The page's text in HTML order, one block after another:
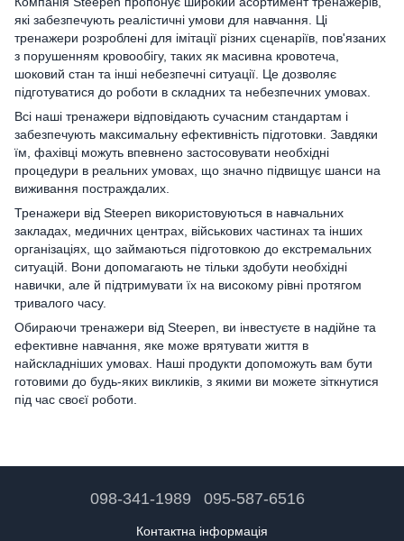
які забезпечують реалістичні умови для навчання. Ці
тренажери розроблені для імітації різних сценаріїв, пов'язаних
з порушенням кровообігу, таких як масивна кровотеча,
шоковий стан та інші небезпечні ситуації. Це дозволяє
підготуватися до роботи в складних та небезпечних умовах.
Всі наші тренажери відповідають сучасним стандартам і
забезпечують максимальну ефективність підготовки. Завдяки
їм, фахівці можуть впевнено застосовувати необхідні
процедури в реальних умовах, що значно підвищує шанси на
виживання постраждалих.
Тренажери від Steepen використовуються в навчальних
закладах, медичних центрах, військових частинах та інших
організаціях, що займаються підготовкою до екстремальних
ситуацій. Вони допомагають не тільки здобути необхідні
навички, але й підтримувати їх на високому рівні протягом
тривалого часу.
Обираючи тренажери від Steepen, ви інвестуєте в надійне та
ефективне навчання, яке може врятувати життя в
найскладніших умовах. Наші продукти допоможуть вам бути
готовими до будь-яких викликів, з якими ви можете зіткнутися
під час своєї роботи.
098-341-1989 095-587-6516
Контактна інформація